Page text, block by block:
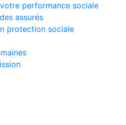
performance sociale
assurés
protection sociale